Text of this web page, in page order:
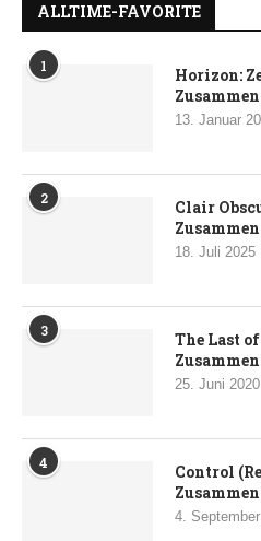
ALLTIME-FAVORITE
1
Horizon:
13. Januar
2
Clair
18. Juli 2025
3
The Last
25. Juni 2020
4
Control
4.